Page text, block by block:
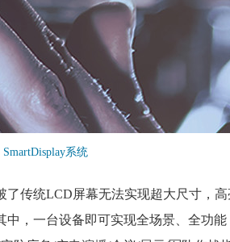
SmartDisplay系统
传统LCD屏幕无法实现超大尺寸，
，一台设备即可实现全场景、全功能